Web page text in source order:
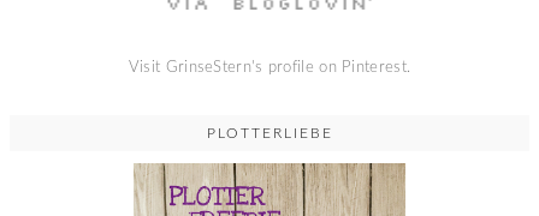
Visit GrinseStern's profile on Pinterest.
PLOTTERLIEBE